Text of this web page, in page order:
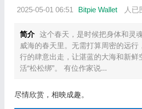
2025-05-01 06:51 Bitpie Wallet 人已
简介 这个春天，是时候把身体和灵
威海的春天里。无需打算周密的远行
行的肆意出走，让湛蓝的大海和新鲜
活“松松绑”。 有位作家说...
尽情欣赏，相映成趣。